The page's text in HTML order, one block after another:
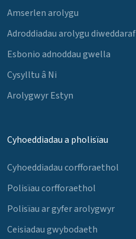
Amserlen arolygu
Adroddiadau arolygu diweddaraf
Esbonio adnoddau gwella
Cysylltu â Ni
Arolygwyr Estyn
Cyhoeddiadau a pholisïau
Cyhoeddiadau corfforaethol
Polisïau corfforaethol
Polisïau ar gyfer arolygwyr
Ceisiadau gwybodaeth